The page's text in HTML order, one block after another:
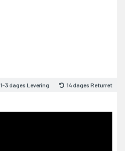
1-3 dages Levering 14 dages Returret